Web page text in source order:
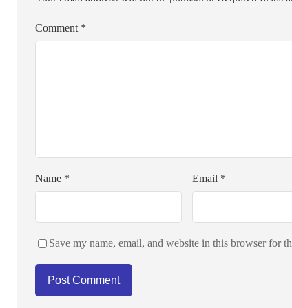
Comment *
Name * Email *
Save my name, email, and website in this browser for